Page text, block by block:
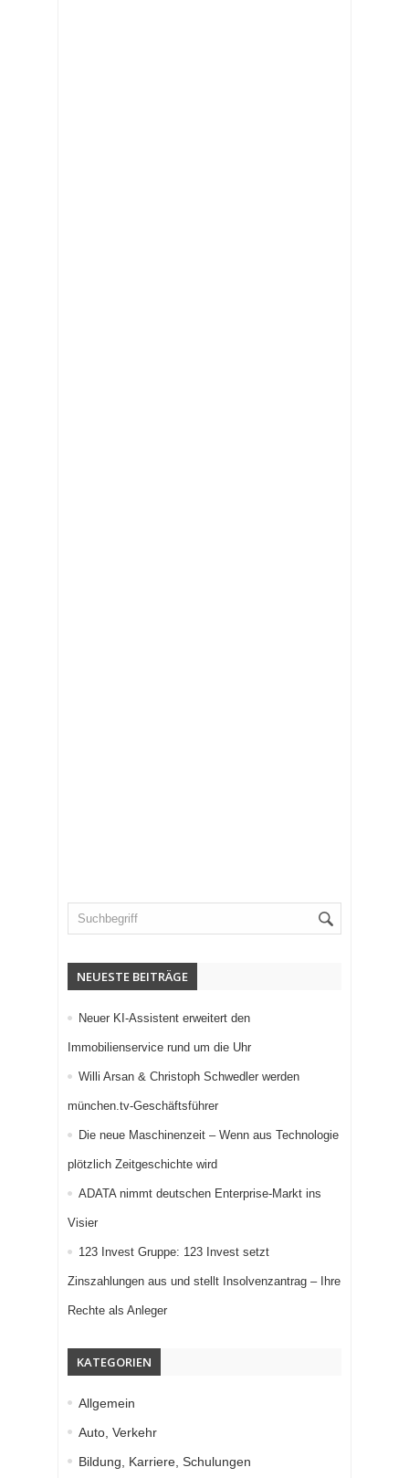
NEUESTE BEITRÄGE
Neuer KI-Assistent erweitert den
Immobilienservice rund um die Uhr
Willi Arsan & Christoph Schwedler werden
münchen.tv-Geschäftsführer
Die neue Maschinenzeit – Wenn aus Technologie
plötzlich Zeitgeschichte wird
ADATA nimmt deutschen Enterprise-Markt ins
Visier
123 Invest Gruppe: 123 Invest setzt
Zinszahlungen aus und stellt Insolvenzantrag – Ihre
Rechte als Anleger
KATEGORIEN
Allgemein
Auto, Verkehr
Bildung, Karriere, Schulungen